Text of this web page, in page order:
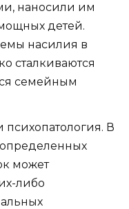
наносили им
детей.
насилия в
сталкиваются
семейным
В
может
либо